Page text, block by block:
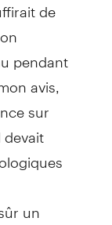
pendant
avis,
sur
un